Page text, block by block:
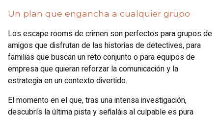
Un plan que engancha a cualquier grupo
Los escape rooms de crimen son perfectos para grupos de
amigos que disfrutan de las historias de detectives, para
familias que buscan un reto conjunto o para equipos de
empresa que quieran reforzar la comunicación y la
estrategia en un contexto divertido.
El momento en el que, tras una intensa investigación,
descubrís la última pista y señaláis al culpable es pura